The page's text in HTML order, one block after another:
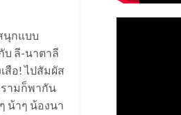
นุกแบบ
บ ลี-นาตาลี
สือ! ไปสัมผัส
รามก็พากัน
น้าๆ น้องนา